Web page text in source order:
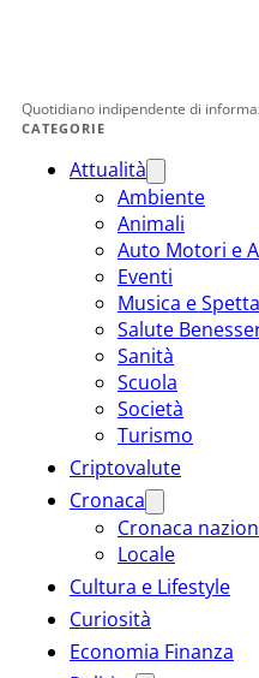
Quotidiano indipendente di
CATEGORIE
Attualità
Ambiente
Animali
Auto Motori e
Eventi
Musica e
Salute
Sanità
Scuola
Società
Turismo
Criptovalute
Cronaca
Cronaca
Locale
Cultura e Lifestyle
Curiosità
Economia Finanza